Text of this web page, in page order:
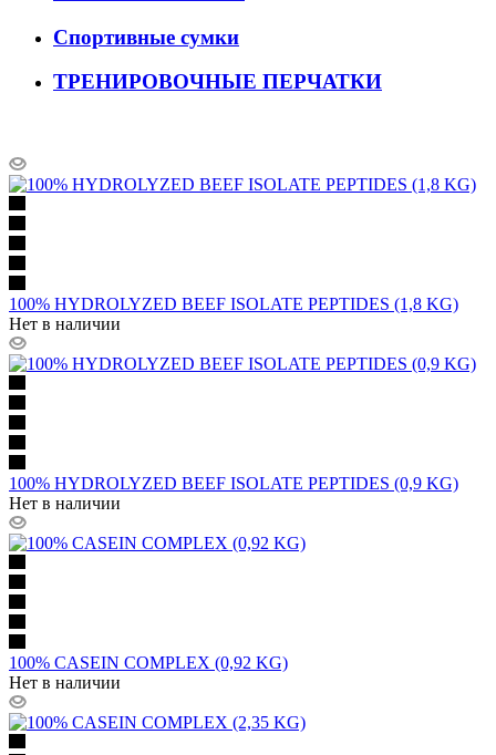
Спортивные сумки
ТРЕНИРОВОЧНЫЕ ПЕРЧАТКИ
100% HYDROLYZED BEEF ISOLATE PEPTIDES (1,8 KG)
Нет в наличии
100% HYDROLYZED BEEF ISOLATE PEPTIDES (0,9 KG)
Нет в наличии
100% CASEIN COMPLEX (0,92 KG)
Нет в наличии